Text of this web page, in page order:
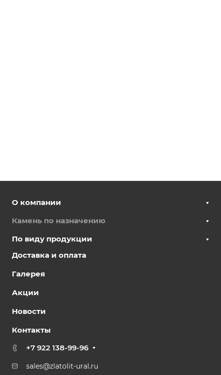
О компании
Камень по назначению
По виду продукции
Доставка и оплата
Галерея
Акции
Новости
Контакты
+7 922 138-99-96
sales@zlatolit-ural.ru